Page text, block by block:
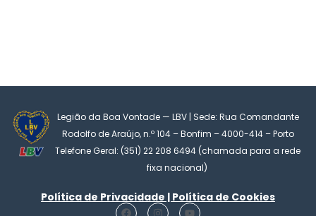
Legião da Boa Vontade — LBV | Sede: Rua Comandante
Rodolfo de Araújo, n.º 104 – Bonfim – 4000-414 – Porto
Telefone Geral: (351) 22 208 6494 (chamada para a rede
fixa nacional)
Política de Privacidade | Política de Cookies
F
I
Y